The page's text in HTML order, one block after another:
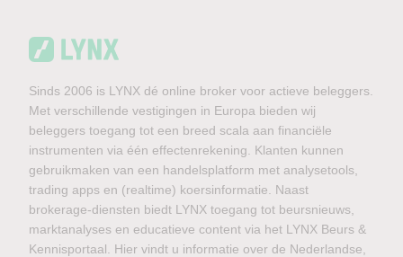
Sinds 2006 is LYNX dé online broker voor actieve beleggers.
Met verschillende vestigingen in Europa bieden wij
beleggers toegang tot een breed scala aan financiële
instrumenten via één effectenrekening. Klanten kunnen
gebruikmaken van een handelsplatform met analysetools,
trading apps en (realtime) koersinformatie. Naast
brokerage-diensten biedt LYNX toegang tot beursnieuws,
marktanalyses en educatieve content via het LYNX Beurs &
Kennisportaal. Hier vindt u informatie over de Nederlandse,